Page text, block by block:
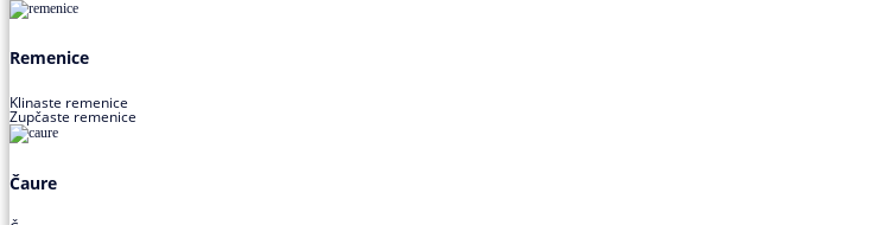
Remenice
Klinaste remenice
Zupčaste remenice
Čaure